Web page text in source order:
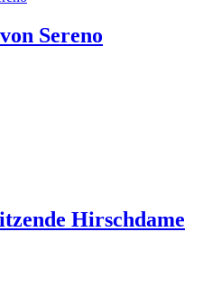
Sereno
Hirschdame